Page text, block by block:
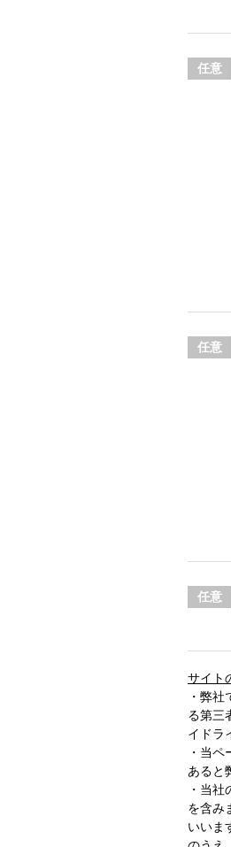
任意
任意
任意
サイト
・弊
る第三
イドラ
・当
あると
・当
を含み
いいま